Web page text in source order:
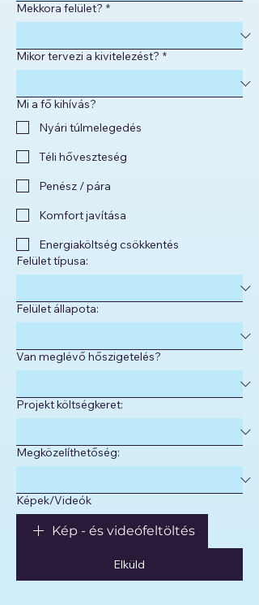
Mekkora felület? *
Mikor tervezi a kivitelezést? *
Mi a fő kihívás?
Nyári túlmelegedés
Téli hőveszteség
Penész / pára
Komfort javítása
Energiaköltség csökkentés
Felület típusa:
Felület állapota:
Van meglévő hőszigetelés?
Projekt költségkeret:
Megközelíthetőség:
Képek/Videók
Kép - és videófeltöltés
Elküld